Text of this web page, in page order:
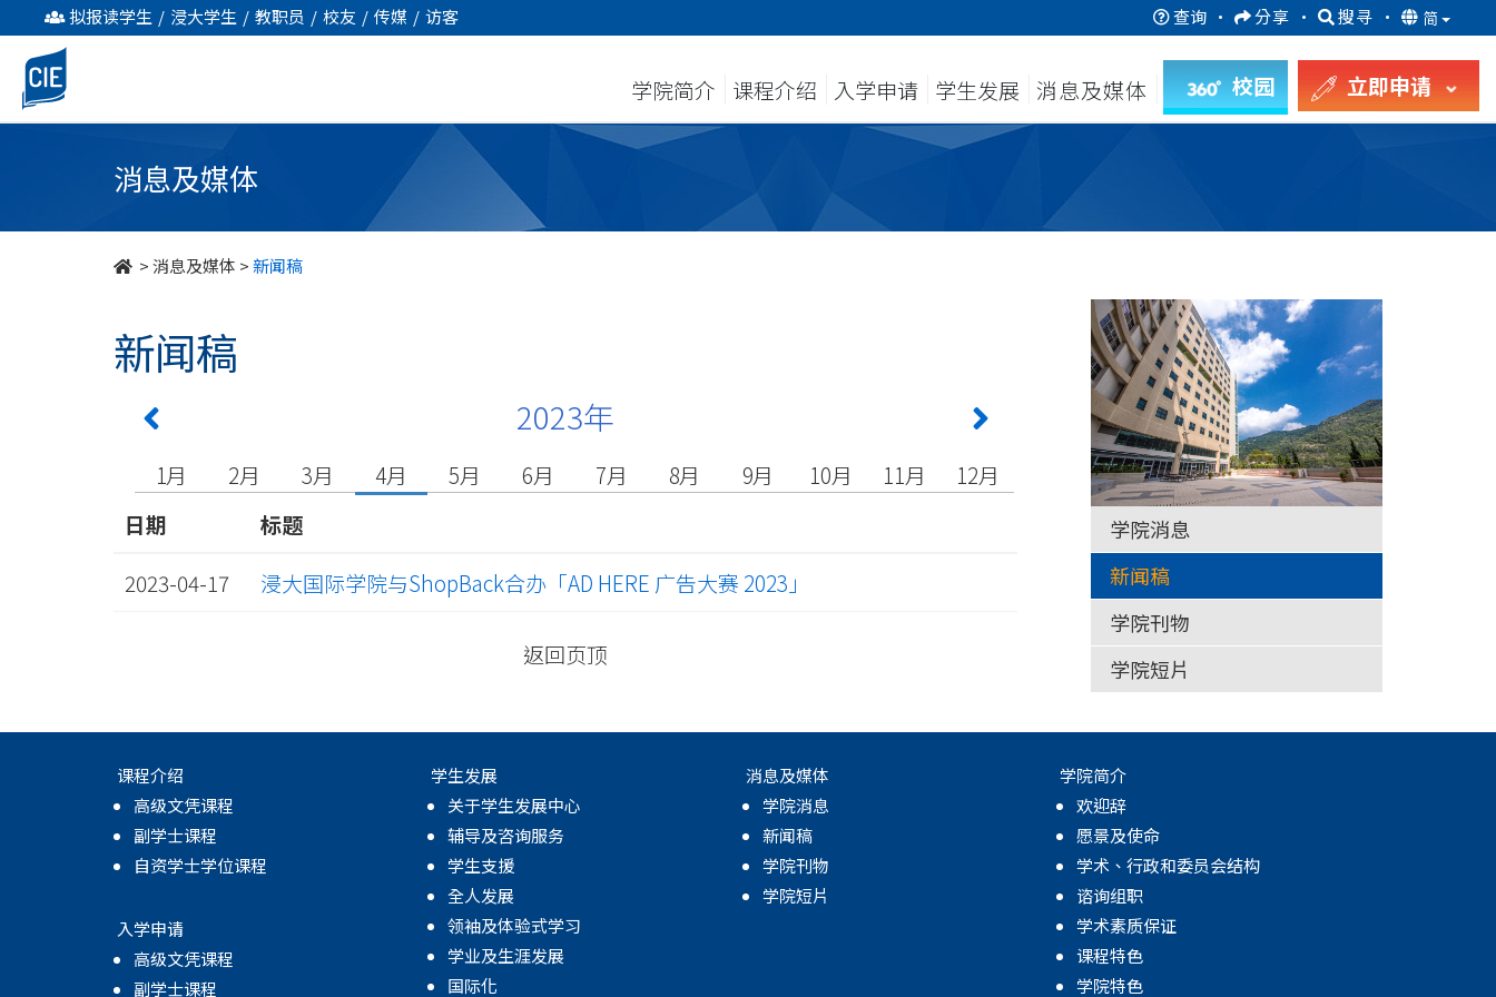
undefined
拟报读学生 / 浸大学生 / 教职员 / 校友 / 传媒 / 访客 查询 · 分享 · 搜寻 · 简
学院简介 课程介绍 入学申请 学生发展 消息及媒体 校园 立即申请
消息及媒体
>消息及媒体 >新闻稿
新闻稿
2023年
1月 2月 3月 4月 5月 6月 7月 8月 9月 10月 11月
12月
日期
标题
2023-04-17
浸大国际学院与ShopBack合办「AD HERE 广告大赛 2023」
返回页顶
学院消息
新闻稿
学院刊物
学院短片
课程介绍
高级文凭课程
副学士课程
自资学士学位课程
入学申请
高级文凭课程
副学士课程
学生发展
关于学生发展中心
辅导及咨询服务
学生支援
全人发展
领袖及体验式学习
学业及生涯发展
国际化
消息及媒体
学院消息
新闻稿
学院刊物
学院短片
学院简介
欢迎辞
愿景及使命
学术、行政和委员会结构
谘询组职
学术素质保证
课程特色
学院特色